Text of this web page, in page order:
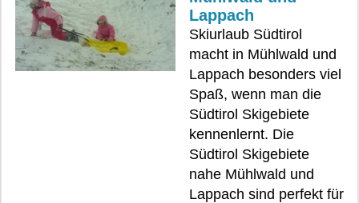
Lappach
Skiurlaub Südtirol
macht in Mühlwald und
Lappach besonders viel
Spaß, wenn man die
Südtirol Skigebiete
kennenlernt. Die
Südtirol Skigebiete
nahe Mühlwald und
Lappach sind perfekt für